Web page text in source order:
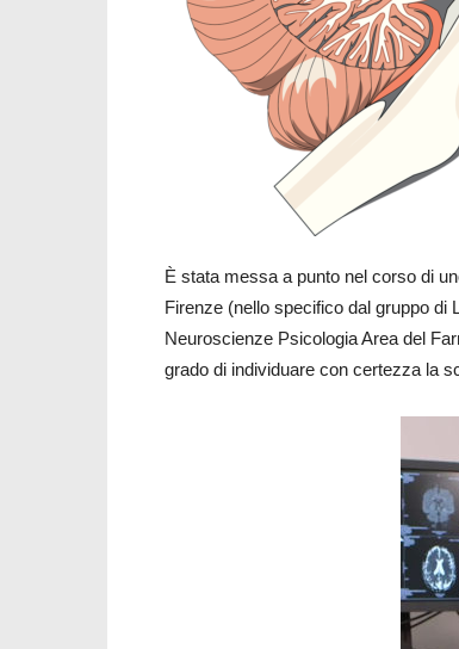
È stata messa a punto nel corso di
Firenze (nello specifico dal gruppo di
Neuroscienze Psicologia Area del
grado di individuare con certezza la